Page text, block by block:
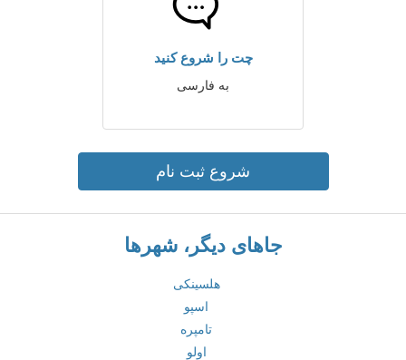
چت را شروع کنید
به فارسی
شروع ثبت نام
جاهای دیگر، شهرها
هلسینکی
اسپو
تامپره
اولو